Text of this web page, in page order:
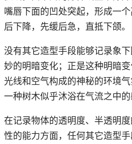
嘴唇下面的凹处突起，形成一
后下降，先缓后急，直抵下颌。
没有其它造型手段能够记录象
妙的明暗变化；正是这种明暗
光线和空气构成的神秘的环境
一种树木似乎沐浴在气流之中的
在记录物体的透明度、半透明
性的能力方面，任何其它造型